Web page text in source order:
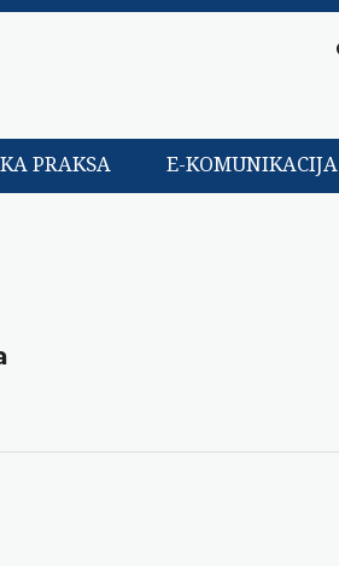
PRAKSA E-KOMUNIKACIJA